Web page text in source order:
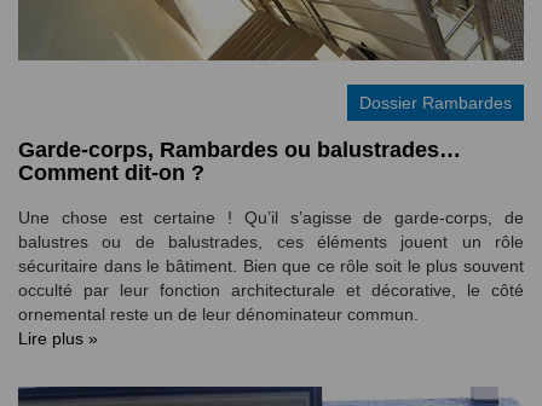
Dossier Rambardes
Garde-corps, Rambardes ou balustrades…
Comment dit-on ?
Une chose est certaine ! Qu’il s’agisse de garde-corps, de
balustres ou de balustrades, ces éléments jouent un rôle
sécuritaire dans le bâtiment. Bien que ce rôle soit le plus souvent
occulté par leur fonction architecturale et décorative, le côté
ornemental reste un de leur dénominateur commun.
Lire plus »